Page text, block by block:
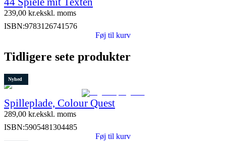
239,00 kr.ekskl. moms
ISBN:9783126741576
Føj til kurv
Tidligere sete produkter
Nyhed
Spilleplade, Colour Quest
289,00 kr.ekskl. moms
ISBN:5905481304485
Føj til kurv